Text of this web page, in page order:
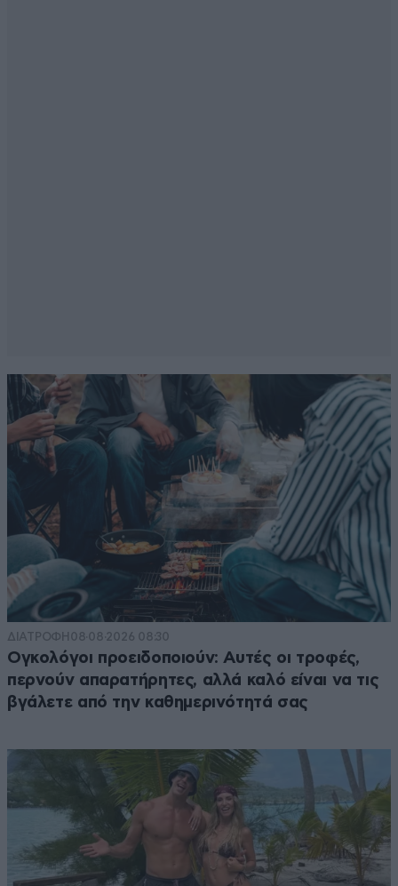
ΔΙΑΤΡΟΦΗ 08·08·2026 08:30
Ογκολόγοι προειδοποιούν: Αυτές οι τροφές,
περνούν απαρατήρητες, αλλά καλό είναι να τις
βγάλετε από την καθημερινότητά σας